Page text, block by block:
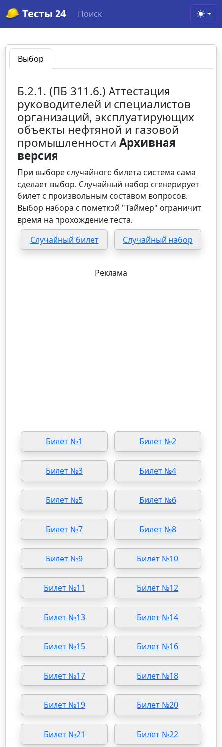
Тесты 24 Поиск
Выбор
Б.2.1. (ПБ 311.6.) Аттестация
руководителей и специалистов
организаций, эксплуатирующих
объекты нефтяной и газовой
промышленностиАрхивная
версия
При выборе случайного билета система сама
сделает выбор. Случайный набор сгенерирует
билет с произвольным составом вопросов.
Выбор набора с пометкой "Таймер" ограничит
время на прохождение теста.
Случайный билет
Случайный набор
Реклама
Билет №1 Билет №2
Билет №3 Билет №4
Билет №5 Билет №6
Билет №7 Билет №8
Билет №9 Билет №10
Билет №11 Билет №12
Билет №13 Билет №14
Билет №15 Билет №16
Билет №17 Билет №18
Билет №19 Билет №20
Билет №21 Билет №22